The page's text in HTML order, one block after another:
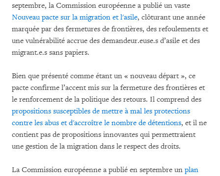
septembre, la Commission européenne a publié un vaste
Nouveau pacte sur la migration et l'asile, clôturant une année
marquée par des fermetures de frontières, des refoulements et
une vulnérabilité accrue des demandeur.euse.s d’asile et des
migrant.e.s sans papiers.
Bien que présenté comme étant un « nouveau départ », ce
pacte confirme l’accent mis sur la fermeture des frontières et
le renforcement de la politique des retours. Il comprend des
propositions susceptibles de mettre à mal les protections
contre les abus et d'accroître le nombre de détentions, et il ne
contient pas de propositions innovantes qui permettraient
une gestion de la migration dans le respect des droits.
La Commission européenne a publié en septembre un plan